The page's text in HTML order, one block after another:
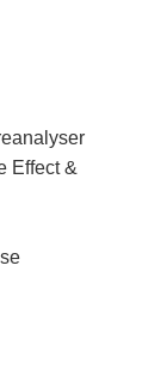
Effect &